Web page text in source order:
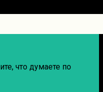
что думаете по